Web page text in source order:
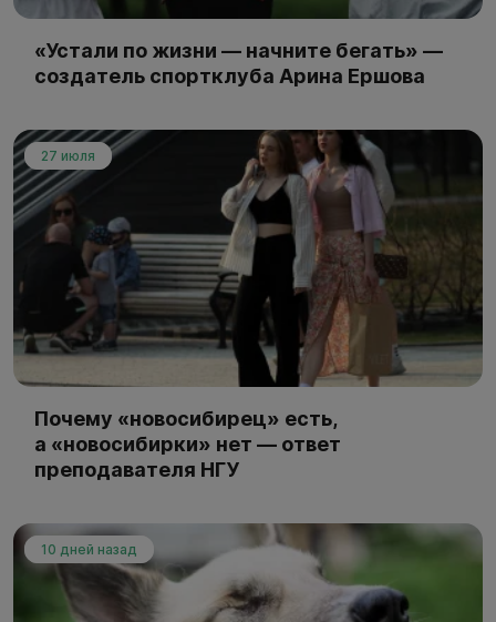
«Устали по жизни — начните бегать» —
создатель спортклуба Арина Ершова
27 июля
Почему «новосибирец» есть,
а «новосибирки» нет — ответ
преподавателя НГУ
10 дней назад